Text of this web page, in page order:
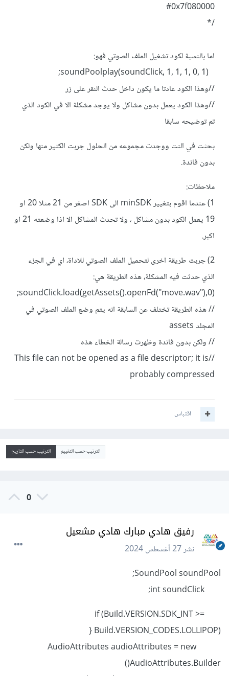
#0x7f080000
/*
اما بالنسبة لكود تشغيل الملف الصوتي فهو:
//وهذا الكود عادتا ما يكون داخل حدث النقر على زر
//وهذا الكود يعمل بدون مشاكل ولا يوجد مشكلة الا في الكود الذي
تم توضيحه سابقا
بحثت في النت ووجدت مجموعه من الحلول جربت الكثير منها ولكن
بدون فائدة.
ملاحظات:
1) عندما اقوم بتغيير minSDK الى SDK اصغر من 21 مثلا 20 او
19 يعمل الكود بدون مشاكل ، ولا تحدث المشاكل الا اذا وضعته 21 او
اكبر.
2) جربت طريقة اخرى لتحميل الملف الصوتي للاداة، اي في الجزء
الذي حدثت فيه المشكلة، هذه الطريقة هي:
soundClick.load(getAssets().openFd("move.wav"),0);
// هذه الطريقة تختلف عن السابقة انه يتم وضع الملف الصوتي في
المجلد assets
// ولكن بدون فائدة وظهرت رسالة الخطاء هذه
//This file can not be opened as a file descriptor; it is
probably compressed
اقتباس
الترتيب حسب التقييم الترتيب حسب التاريخ
0
رفيق هادي مبارك هادي مشعيل
نشر27 أغسطس 2024
SoundPool soundPool;
if (Build.VERSION.SDK_INT >=
Build.VERSION_CODES.LOLLIPOP) {
AudioAttributes audioAttributes = new
AudioAttributes.Builder()